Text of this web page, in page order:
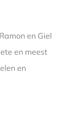
en Giel
en meest
en